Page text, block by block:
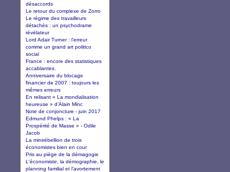
désaccords
Le retour du complexe de Zorro
Le régime des travailleurs
détachés : un psychodrame
révélateur
Lord Adair Turner : l’erreur
comme un grand art politico
social
France : encore des statistiques
accablantes.
Anniversaire du blocage
financier de 2007 : toujours les
mêmes erreurs
En relisant « La mondialisation
heureuse » d’Alain Minc
Note de conjoncture - juin 2017
Edmund Phelps : « La
Prospérité de Masse » - Odile
Jacob
La minirébellion de trois
économistes bien en cour
Pris au piège de la démagogie
L'économiste, la démographie, le
planning familial et l'avortement